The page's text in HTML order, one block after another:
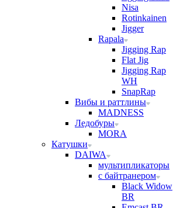
Nisa
Rotinkainen
Jigger
Rapala
Jigging Rap
Flat Jig
Jigging Rap
WH
SnapRap
Вибы и раттлины
MADNESS
Ледобуры
MORA
Катушки
DAIWA
мультипликаторы
с байтранером
Black Widow
BR